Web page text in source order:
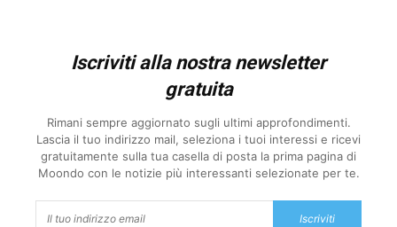
Iscriviti alla nostra newsletter
gratuita
Rimani sempre aggiornato sugli ultimi approfondimenti.
Lascia il tuo indirizzo mail, seleziona i tuoi interessi e ricevi
gratuitamente sulla tua casella di posta la prima pagina di
Moondo con le notizie più interessanti selezionate per te.
Iscriviti